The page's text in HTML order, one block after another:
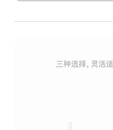
三种选择，灵活